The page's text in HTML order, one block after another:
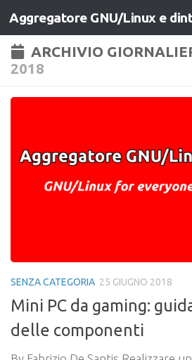
Salta al contenuto
Aggregatore GNU/Linux e
ARCHIVIO
2018
SENZA CATEGORIA 25 GIUGNO 2018
Mini PC da gaming:
delle componenti